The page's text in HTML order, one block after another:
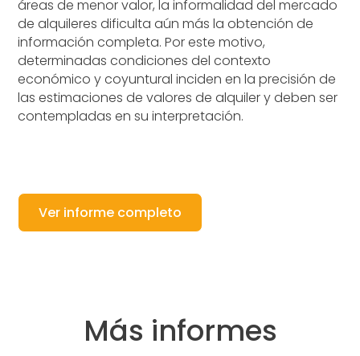
áreas de menor valor, la informalidad del mercado
de alquileres dificulta aún más la obtención de
información completa. Por este motivo,
determinadas condiciones del contexto
económico y coyuntural inciden en la precisión de
las estimaciones de valores de alquiler y deben ser
contempladas en su interpretación.
Ver informe completo
Más informes